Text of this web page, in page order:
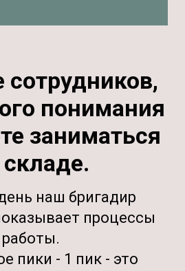
сотрудников,
понимания
заниматься
наш бригадир
процессы
работы.
пики - 1 пик - это